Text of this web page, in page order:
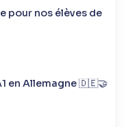
pour nos élèves de
en Allemagne 🇩🇪🤝